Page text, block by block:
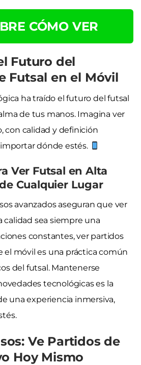
CÓMO VER
Futuro del
Futsal en el Móvil
ha traído el futuro del futsal
de tus manos. Imagina ver
con calidad y definición
dónde estés.
Ver Futsal en Alta
Cualquier Lugar
avanzados aseguran que ver
calidad sea siempre una
constantes, ver partidos
móvil es una práctica común
del futsal. Mantenerse
tecnológicas es la
una experiencia inmersiva,
Ve Partidos de
Hoy Mismo